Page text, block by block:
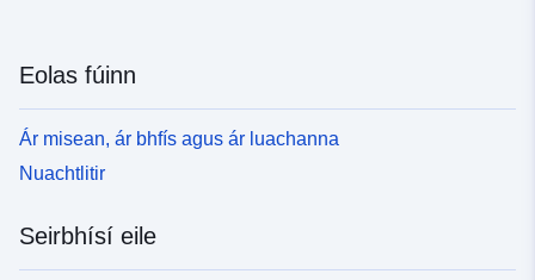
Eolas fúinn
Ár misean, ár bhfís agus ár luachanna
Nuachtlitir
Seirbhísí eile